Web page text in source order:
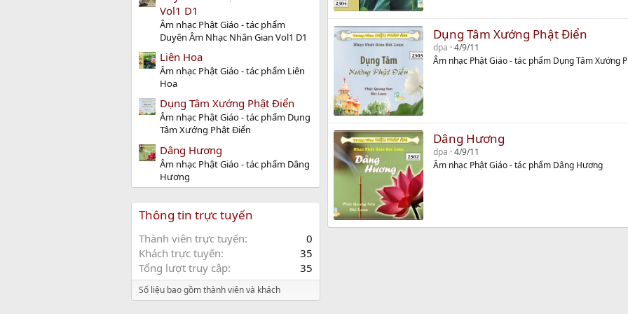
Vol1 D1
Âm nhạc Phật Giáo - tác phẩm
Duyên Âm Nhạc Nhân Gian Vol1 D1
Liên Hoa
Âm nhạc Phật Giáo - tác phẩm Liên
Hoa
Dụng Tâm Xướng Phật Điển
Âm nhạc Phật Giáo - tác phẩm Dụng
Tâm Xướng Phật Điển
Dâng Hương
Âm nhạc Phật Giáo - tác phẩm Dâng
Hương
Thông tin trực tuyến
Thành viên trực tuyến
0
Khách trực tuyến
35
Tổng lượt truy cập
35
Số liệu bao gồm thành viên và khách
Dụng Tâm Xướng Phật Điển
dpa 4/9/11
Âm nhạc Phật Giáo - tác phẩm Dụng Tâm Xướng
Dâng Hương
dpa 4/9/11
Âm nhạc Phật Giáo - tác phẩm Dâng Hương